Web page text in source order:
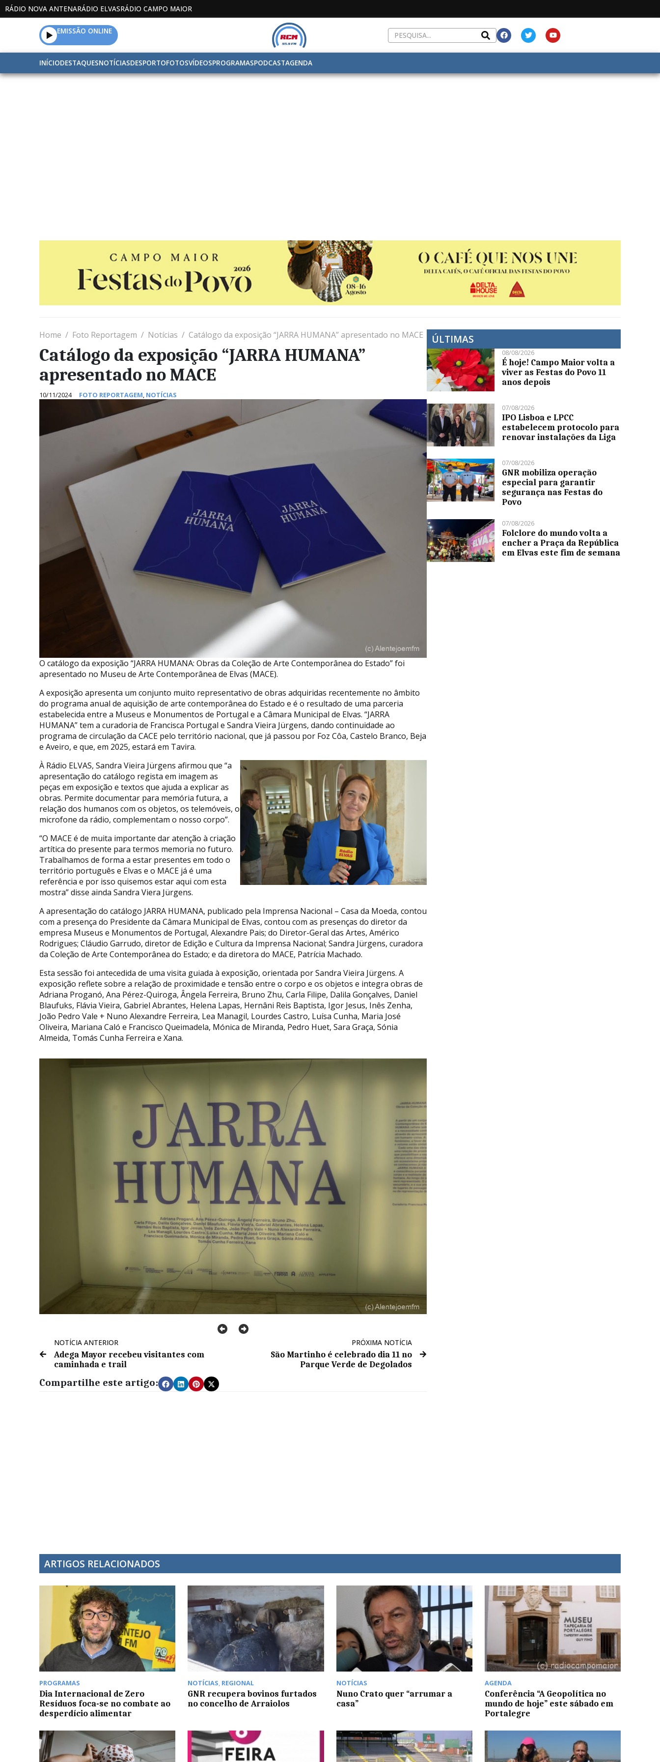
RÁDIO NOVA ANTENARÁDIO ELVASRÁDIO CAMPO MAIOR
EMISSÃO ONLINE
INÍCIODESTAQUESNOTÍCIASDESPORTOFOTOSVÍDEOSPROGRAMASPODCASTAGENDA
Home Foto Reportagem Notícias Catálogo da exposição “JARRA HUMANA” apresentado no MACE
Catálogo da exposição “JARRA HUMANA”
apresentado no MACE
10/11/2024 FOTO REPORTAGEM, NOTÍCIAS
O catálogo da exposição “JARRA HUMANA: Obras da Coleção de Arte Contemporânea do Estado” foi
apresentado no Museu de Arte Contemporânea de Elvas (MACE).
A exposição apresenta um conjunto muito representativo de obras adquiridas recentemente no âmbito
do programa anual de aquisição de arte contemporânea do Estado e é o resultado de uma parceria
estabelecida entre a Museus e Monumentos de Portugal e a Câmara Municipal de Elvas. “JARRA
HUMANA” tem a curadoria de Francisca Portugal e Sandra Vieira Jürgens, dando continuidade ao
programa de circulação da CACE pelo território nacional, que já passou por Foz Côa, Castelo Branco, Beja
e Aveiro, e que, em 2025, estará em Tavira.
À Rádio ELVAS, Sandra Vieira Jürgens afirmou que “a
apresentação do catálogo regista em imagem as
peças em exposição e textos que ajuda a explicar as
obras. Permite documentar para memória futura, a
relação dos humanos com os objetos, os telemóveis, o
microfone da rádio, complementam o nosso corpo”.
“O MACE é de muita importante dar atenção à criação
artítica do presente para termos memoria no futuro.
Trabalhamos de forma a estar presentes em todo o
território português e Elvas e o MACE já é uma
referência e por isso quisemos estar aqui com esta
mostra” disse ainda Sandra Viera Jürgens.
A apresentação do catálogo JARRA HUMANA, publicado pela Imprensa Nacional – Casa da Moeda, contou
com a presença do Presidente da Câmara Municipal de Elvas, contou com as presenças do diretor da
empresa Museus e Monumentos de Portugal, Alexandre Pais; do Diretor-Geral das Artes, Américo
Rodrigues; Cláudio Garrudo, diretor de Edição e Cultura da Imprensa Nacional; Sandra Jürgens, curadora
da Coleção de Arte Contemporânea do Estado; e da diretora do MACE, Patrícia Machado.
Esta sessão foi antecedida de uma visita guiada à exposição, orientada por Sandra Vieira Jürgens. A
exposição reflete sobre a relação de proximidade e tensão entre o corpo e os objetos e integra obras de
Adriana Proganó, Ana Pérez-Quiroga, Ângela Ferreira, Bruno Zhu, Carla Filipe, Dalila Gonçalves, Daniel
Blaufuks, Flávia Vieira, Gabriel Abrantes, Helena Lapas, Hernâni Reis Baptista, Igor Jesus, Inês Zenha,
João Pedro Vale + Nuno Alexandre Ferreira, Lea Managil, Lourdes Castro, Luísa Cunha, Maria José
Oliveira, Mariana Caló e Francisco Queimadela, Mónica de Miranda, Pedro Huet, Sara Graça, Sónia
Almeida, Tomás Cunha Ferreira e Xana.
NOTÍCIA ANTERIOR
Adega Mayor recebeu visitantes com
caminhada e trail
PRÓXIMA NOTÍCIA
São Martinho é celebrado dia 11 no
Parque Verde de Degolados
Compartilhe este artigo:
ÚLTIMAS
08/08/2026
É hoje! Campo Maior volta a
viver as Festas do Povo 11
anos depois
07/08/2026
IPO Lisboa e LPCC
estabelecem protocolo para
renovar instalações da Liga
07/08/2026
GNR mobiliza operação
especial para garantir
segurança nas Festas do
Povo
07/08/2026
Folclore do mundo volta a
encher a Praça da República
em Elvas este fim de semana
ARTIGOS RELACIONADOS
PROGRAMAS
Dia Internacional de Zero
Resíduos foca-se no combate ao
desperdício alimentar
NOTÍCIAS, REGIONAL
GNR recupera bovinos furtados
no concelho de Arraiolos
NOTÍCIAS
Nuno Crato quer “arrumar a
casa”
AGENDA
Conferência “A Geopolítica no
mundo de hoje” este sábado em
Portalegre